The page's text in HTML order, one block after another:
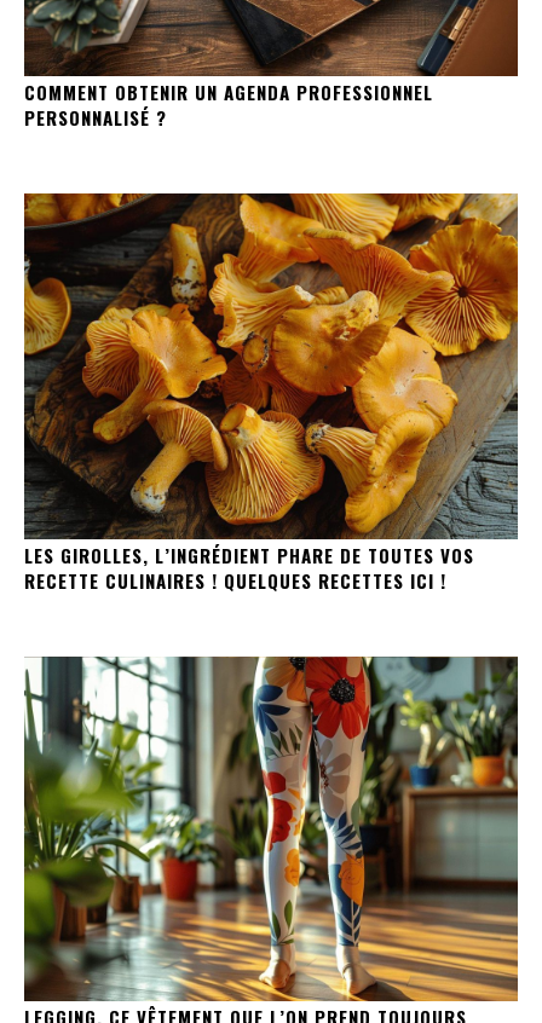
COMMENT OBTENIR UN AGENDA PROFESSIONNEL
PERSONNALISÉ ?
LES GIROLLES, L’INGRÉDIENT PHARE DE TOUTES VOS
RECETTE CULINAIRES ! QUELQUES RECETTES ICI !
LEGGING, CE VÊTEMENT QUE L’ON PREND TOUJOURS